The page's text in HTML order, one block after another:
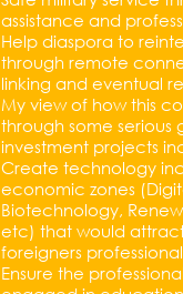
assistance and
Help diaspora to
through remote
linking and eventual
My view of how this
through some
investment projects
Create technology
economic zones
Biotechnology,
etc) that would
foreigners
Ensure the